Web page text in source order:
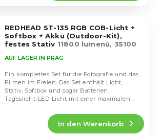
REDHEAD ST-135 RGB COB-Licht +
Softbox + Akku (Outdoor-Kit),
festes Stativ 11800 lumenů, 35100
Lux, NP-F slot na baterie
AUF LAGER IN PRAG
In den Warenkorb
Ein komplettes Set für die Fotografie und das
Filmen im Freien. Das Set enthält Licht,
Stativ, Softbox und sogar Batterien.
Tageslicht-LED-Licht mit einer maximalen